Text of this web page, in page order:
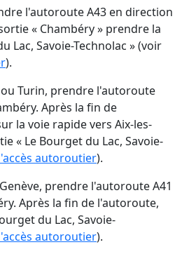
l'autoroute A43 en direction
« Chambéry » prendre la
Lac, Savoie-Technolac » (voir
).
Turin, prendre l'autoroute
Après la fin de
la voie rapide vers Aix-les-
« Le Bourget du Lac, Savoie-
autoroutier).
prendre l'autoroute A41
Après la fin de l'autoroute,
du Lac, Savoie-
autoroutier).